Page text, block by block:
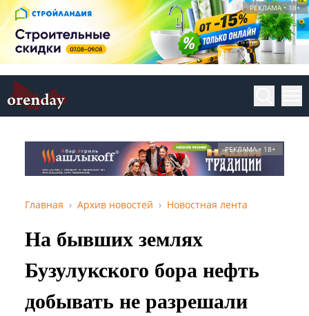
РЕКЛАМА • 18+
РЕКЛАМА • 18+
Главная Архив новостей Новостная лента
На бывших землях
Бузулукского бора нефть
добывать не разрешали